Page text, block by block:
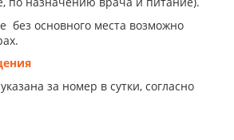
без основного места возможно
за номер в сутки, согласно